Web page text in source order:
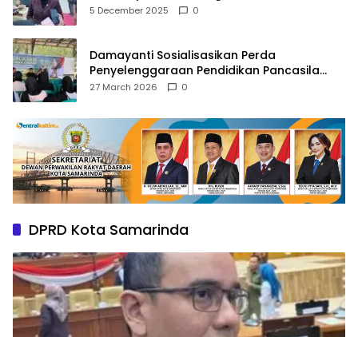
Pusat
5 December 2025 0
Damayanti Sosialisasikan Perda
Penyelenggaraan Pendidikan Pancasila
dan Wawasan Kebangsaan
27 March 2026 0
DPRD Kota Samarinda